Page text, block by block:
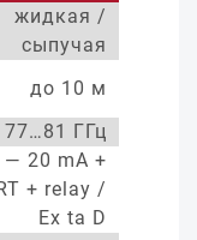
жидкая /
сыпучая
до 10 м
77…81 ГГц
— 20 mA +
+ relay /
Ex ta D